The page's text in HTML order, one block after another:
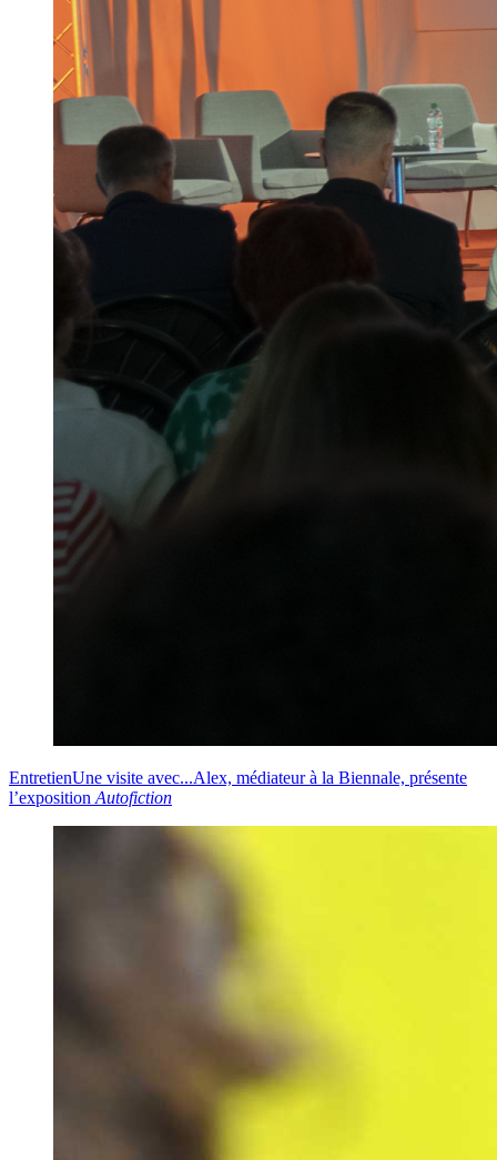
EntretienUne visite avec...Alex, médiateur à la Biennale, présente
l’exposition Autofiction